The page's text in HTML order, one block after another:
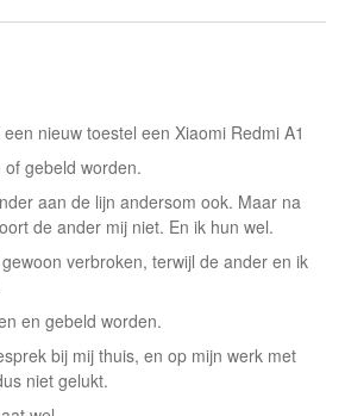
nieuw toestel een Xiaomi Redmi A1
gebeld worden.
aan de lijn andersom ook. Maar na
de ander mij niet. En ik hun wel.
verbroken, terwijl de ander en ik
en gebeld worden.
bij mij thuis, en op mijn werk met
niet gelukt.